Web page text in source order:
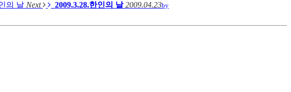
의 날 Next 2009.3.28.한인의 날 2009.04.23by